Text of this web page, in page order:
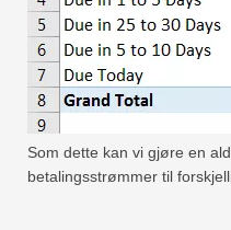
Som dette kan vi gjøre en
betalingsstrømmer til